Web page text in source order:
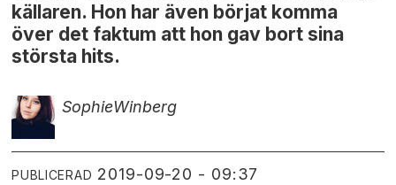
källaren. Hon har även börjat komma
över det faktum att hon gav bort sina
största hits.
SophieWinberg
PUBLICERAD 2019-09-20 - 09:37